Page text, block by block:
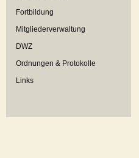
Fortbildung
Mitgliederverwaltung
DWZ
Ordnungen & Protokolle
Links